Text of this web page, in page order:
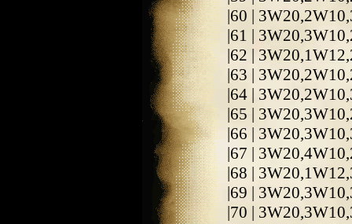
|60 |
|61 |
|62 |
|63 |
|64 |
|65 |
|66 |
|67 |
|68 |
|69 |
|70 |